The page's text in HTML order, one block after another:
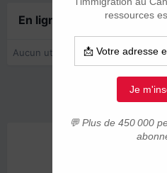
En ligne récemment0
Aucun utilisateur enregistré